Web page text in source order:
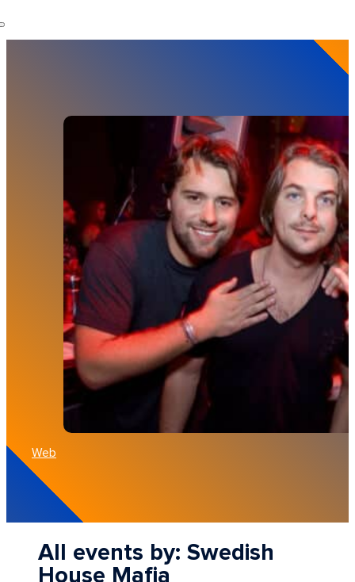
Web
All events by: Swedish
House Mafia